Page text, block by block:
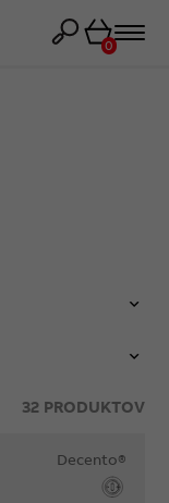
Košík
0
32PRODUKTOV
Decento®